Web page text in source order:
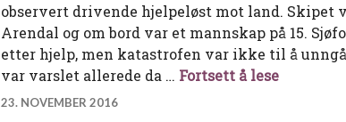
observert drivende hjelpeløst mot land. Skipet
Arendal og om bord var et mannskap på 15.
etter hjelp, men katastrofen var ikke til å
var varslet allerede da … Fortsett å leseCapella
23. NOVEMBER 2016